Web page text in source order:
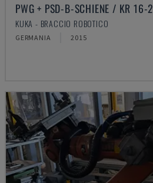
PWG + PSD-B-SCHIENE / KR 16-2
KUKA - BRACCIO ROBOTICO
GERMANIA 2015